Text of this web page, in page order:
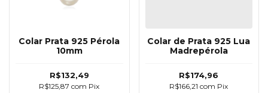
Colar Prata 925 Pérola
10mm
R$132,49
R$125,87com Pix
Colar de Prata 925 Lua
Madrepérola
R$174,96
R$166,21com Pix